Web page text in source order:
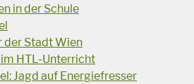
in der Schule
der Stadt Wien
HTL-Unterricht
Jagd auf Energiefresser